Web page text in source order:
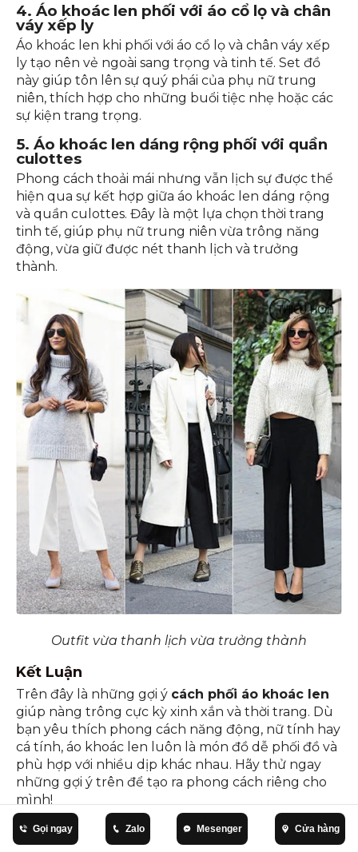
4. Áo khoác len phối với áo cổ lọ và chân
váy xếp ly
Áo khoác len khi phối với áo cổ lọ và chân váy xếp
ly tạo nên vẻ ngoài sang trọng và tinh tế. Set đồ
này giúp tôn lên sự quý phái của phụ nữ trung
niên, thích hợp cho những buổi tiệc nhẹ hoặc các
sự kiện trang trọng.
5. Áo khoác len dáng rộng phối với quần
culottes
Phong cách thoải mái nhưng vẫn lịch sự được thể
hiện qua sự kết hợp giữa áo khoác len dáng rộng
và quần culottes. Đây là một lựa chọn thời trang
tinh tế, giúp phụ nữ trung niên vừa trông năng
động, vừa giữ được nét thanh lịch và trưởng
thành.
Outfit vừa thanh lịch vừa trưởng thành
Kết Luận
Trên đây là những gợi ý cách phối áo khoác len
giúp nàng trông cực kỳ xinh xắn và thời trang. Dù
bạn yêu thích phong cách năng động, nữ tính hay
cá tính, áo khoác len luôn là món đồ dễ phối đồ và
phù hợp với nhiều dịp khác nhau. Hãy thử ngay
những gợi ý trên để tạo ra phong cách riêng cho
mình!
Phương Thảo
Thời trang nữ Quà Tặng Phụ Nữ Trung Niên
Gọi ngay Zalo Mesenger Cửa hàng